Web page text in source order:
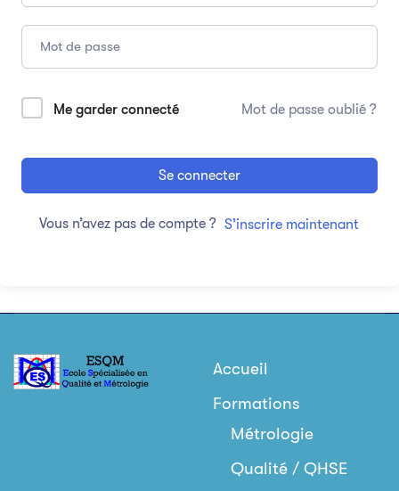
Me garder connecté Mot de passe oublié ?
Se connecter
Vous n’avez pas de compte ? S’inscrire maintenant
Accueil
Formations
Métrologie
Qualité / QHSE